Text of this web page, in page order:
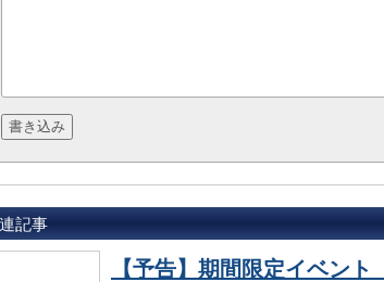
記事
【予告】期間限定イベント